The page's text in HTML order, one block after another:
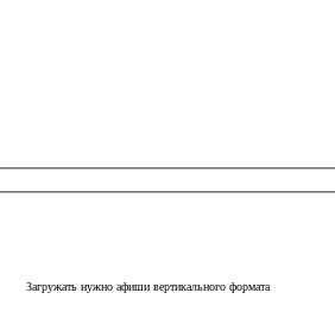
Загружать нужно афиши вертикального формата